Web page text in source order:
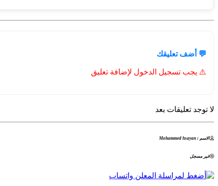
💬 أضف تعليقك
⚠️ يجب تسجيل الدخول لإضافة تعليق
لا توجد تعليقات بعد
الاسم : Mohammed hsayan
غير مسجل